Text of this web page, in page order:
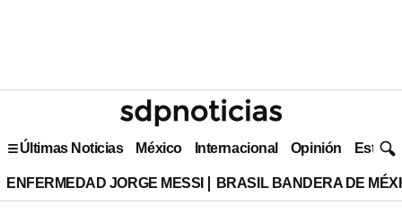
Últimas Noticias México Internacional Opinión Estilo
ENFERMEDAD JORGE MESSI BRASIL BANDERA DE